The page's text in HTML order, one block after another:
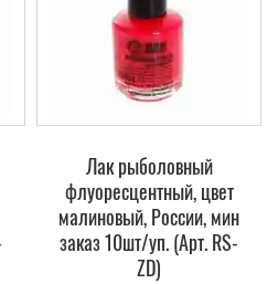
Лак рыболовный
флуоресцентный, цвет
малиновый, России, мин
заказ 10шт/уп. (Арт. RS-
ZD)